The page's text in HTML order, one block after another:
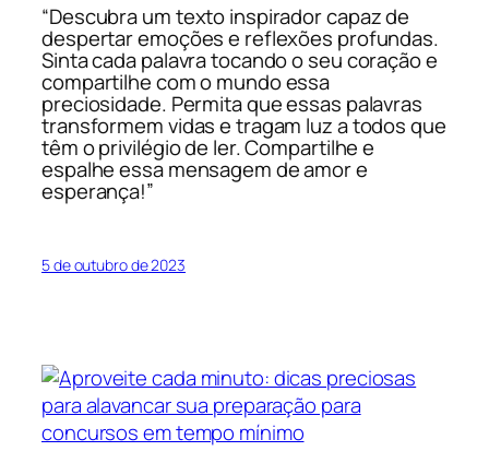
“Descubra um texto inspirador capaz de
despertar emoções e reflexões profundas.
Sinta cada palavra tocando o seu coração e
compartilhe com o mundo essa
preciosidade. Permita que essas palavras
transformem vidas e tragam luz a todos que
têm o privilégio de ler. Compartilhe e
espalhe essa mensagem de amor e
esperança!”
5 de outubro de 2023